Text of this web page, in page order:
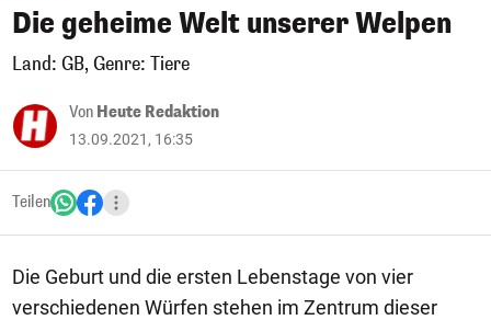
Die geheime Welt unserer Welpen
Land: GB, Genre: Tiere
Von Heute Redaktion
13.09.2021, 16:35
Teilen
Die Geburt und die ersten Lebenstage von vier
verschiedenen Würfen stehen im Zentrum dieser